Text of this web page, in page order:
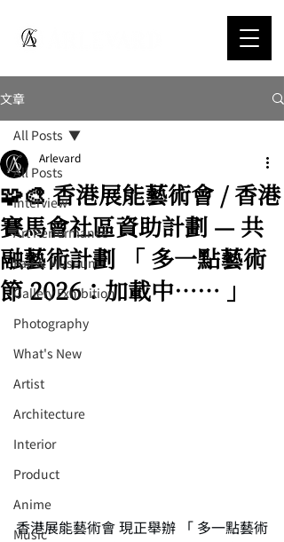
文章
All Posts
Interview
Art Performance
Fair & Museum
Gallery Exhibition
Photography
What's New
Artist
Architecture
Interior
⁠⁠Product
Anime
Music
All Posts
🧩🎨 香港展能藝術會 / 香港
賽馬會社區資助計劃 — 共
融藝術計劃 「 多一點藝術
節 2026：加載中…… 」
Arlevard
香港展能藝術會 現正舉辦 「 多一點藝術